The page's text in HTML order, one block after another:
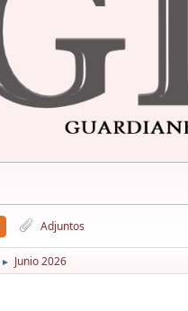
Adjuntos
► Junio 2026